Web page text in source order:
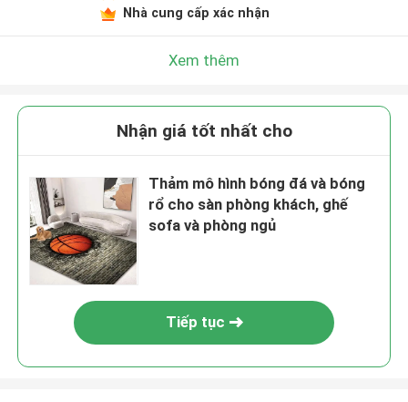
Nhà cung cấp xác nhận
Xem thêm
Nhận giá tốt nhất cho
Thảm mô hình bóng đá và bóng
rổ cho sàn phòng khách, ghế
sofa và phòng ngủ
Tiếp tục